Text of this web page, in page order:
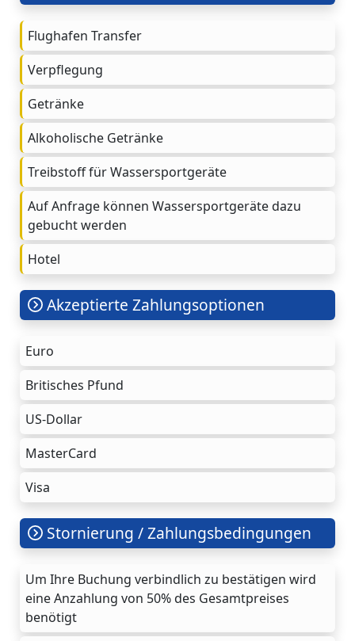
Flughafen Transfer
Verpflegung
Getränke
Alkoholische Getränke
Treibstoff für Wassersportgeräte
Auf Anfrage können Wassersportgeräte dazu
gebucht werden
Hotel
Akzeptierte Zahlungsoptionen
Euro
Britisches Pfund
US-Dollar
MasterCard
Visa
Stornierung / Zahlungsbedingungen
Um Ihre Buchung verbindlich zu bestätigen wird
eine Anzahlung von 50% des Gesamtpreises
benötigt